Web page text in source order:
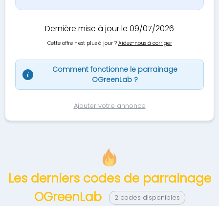
Dernière mise à jour le 09/07/2026
Cette offre n'est plus à jour ? Aidez-nous à corriger
i
Comment fonctionne le parrainage
OGreenLab ?
Ajouter votre annonce
Les derniers codes de parrainage
OGreenLab
2 codes disponibles